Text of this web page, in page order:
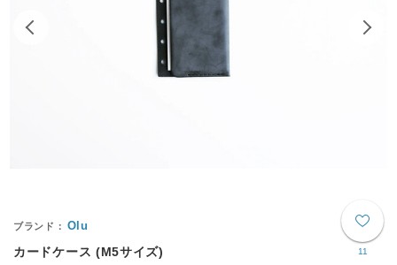
11
Olu
カードケース (M5サイズ)